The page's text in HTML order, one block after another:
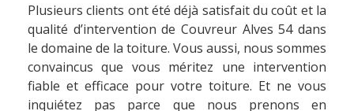
Plusieurs clients ont été déjà satisfait du coût et la
qualité d’intervention de Couvreur Alves 54 dans
le domaine de la toiture. Vous aussi, nous sommes
convaincus que vous méritez une intervention
fiable et efficace pour votre toiture. Et ne vous
inquiétez pas parce que nous prenons en